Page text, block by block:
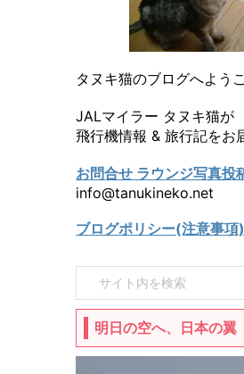
タヌキ猫のブログへよう
JALマイラー タヌキ猫が
飛行機情報 & 旅行記をお
お問合せ ラウンジ写真投
info@tanukineko.net
ブログポリシー(注意事
明日の空へ、日本の翼